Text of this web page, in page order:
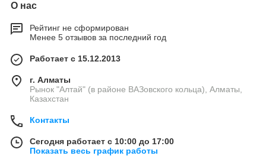
О нас
Рейтинг не сформирован
Менее 5 отзывов за последний год
Работает с 15.12.2013
г. Алматы
Рынок "Алтай" (в районе ВАЗовского кольца), Алматы,
Казахстан
Контакты
Сегодня работает с 10:00 до 17:00
Показать весь график работы